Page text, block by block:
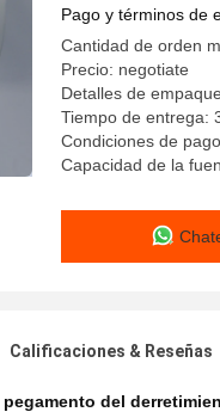
Pago y términos de
Cantidad de orden
Precio: negotiate
Detalles de
Tiempo de entrega:
Condiciones de
Capacidad de la
Calificaciones & Reseñas
del